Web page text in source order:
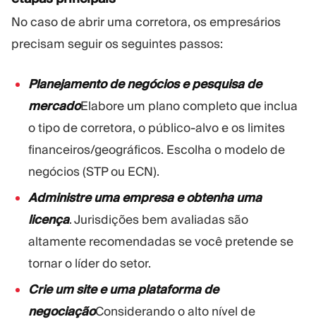
No caso de abrir uma corretora, os empresários
precisam seguir os seguintes passos:
Planejamento de negócios e pesquisa de
mercadoElabore um plano completo que inclua
o tipo de corretora, o público-alvo e os limites
financeiros/geográficos. Escolha o modelo de
negócios (STP ou ECN).
Administre uma empresa e obtenha uma
licença. Jurisdições bem avaliadas são
altamente recomendadas se você pretende se
tornar o líder do setor.
Crie um site e uma plataforma de
negociaçãoConsiderando o alto nível de